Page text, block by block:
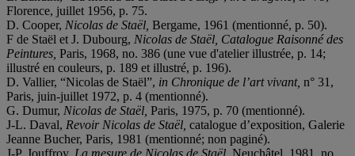
Florence, juillet 1956, p. 75.
D. Cooper, Nicolas de Staël, Bergame, 1961 (mentionné, p. 50).
F de Staël et J. Dubourg, Nicolas de Staël, Catalogue Raisonné des
Peintures, Paris, 1968, no. 386 (une vue d'atelier illustrée, p. 14;
illustré en couleurs, p. 189 et illustré, p. 196).
D. Vallier, “Nicolas de Staël”, in Chronique de l’art vivant, n° 31,
Paris, juin-juillet 1972, p. 4 (mentionné).
G. Dumur, Nicolas de Staël, Paris, 1975, p. 70 (mentionné).
J-L. Daval, Revoir Nicolas de Staël, catalogue d’exposition, Galerie
Jeanne Bucher, Paris, 1981 (mentionné; non paginé).
J-P. Jouffroy, La mesure de Nicolas de Staël, Neuchâtel, 1981, no.